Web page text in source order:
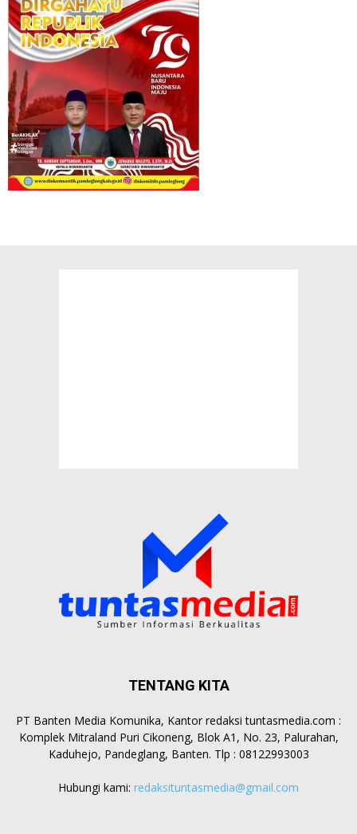
TENTANG KITA
PT Banten Media Komunika, Kantor redaksi tuntasmedia.com :
Komplek Mitraland Puri Cikoneng, Blok A1, No. 23, Palurahan,
Kaduhejo, Pandeglang, Banten. Tlp : 08122993003
Hubungi kami: redaksituntasmedia@gmail.com